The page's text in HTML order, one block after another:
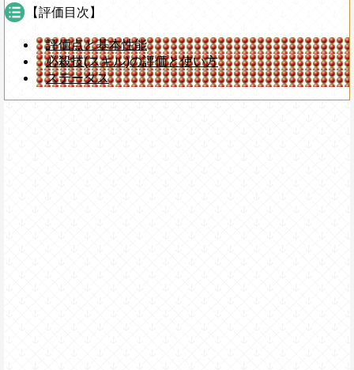
【評価目次】
評価点と基本性能
必殺技(スキル)の評価と使い方
ステータス